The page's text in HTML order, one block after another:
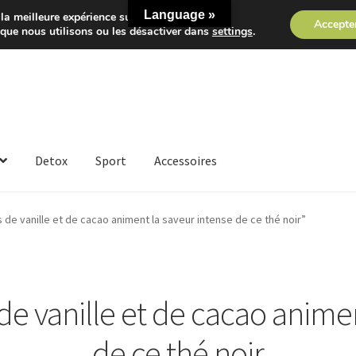
Detox Sport Accessoires
vanille et de cacao animent la saveur intense de ce thé noir”
vanille et de cacao
Language »
meilleure expérience sur notre site.
nous utilisons ou les désactiver danssettings.